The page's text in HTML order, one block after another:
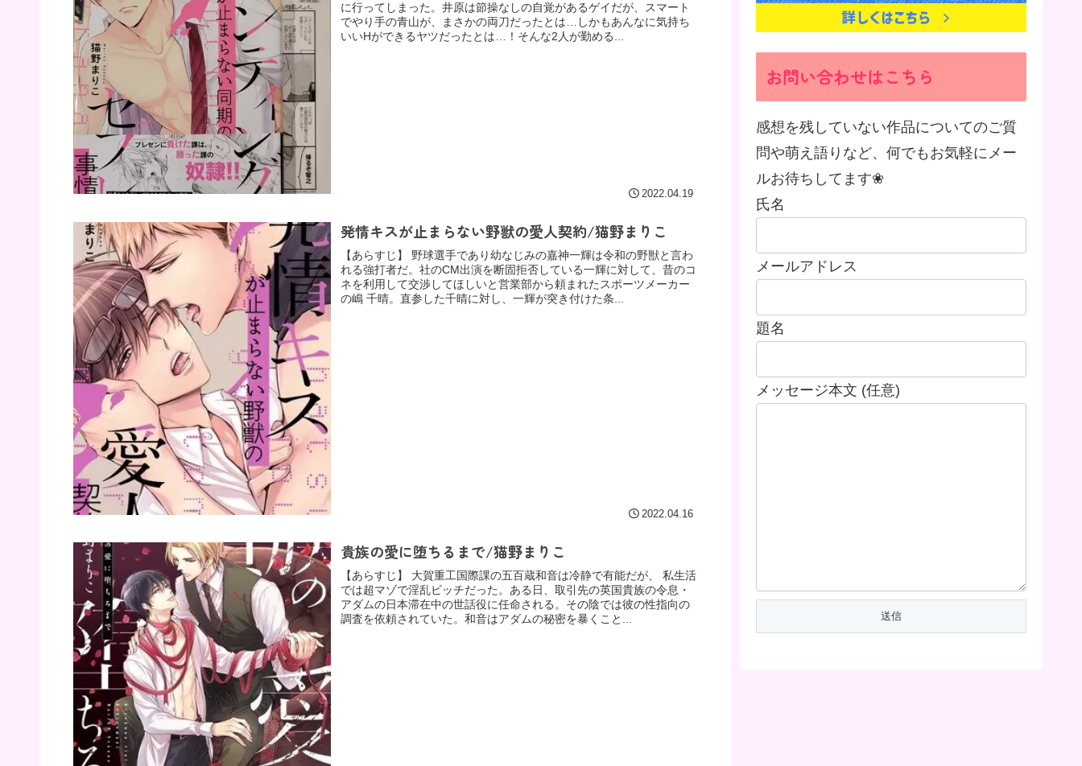
に行ってしまった。井原は節操なしの自覚があるゲイだが、スマート
でやり手の青山が、まさかの両刀だったとは…しかもあんなに気持ち
いいHができるヤツだったとは…！そんな2人が勤める...
2022.04.19
発情キスが止まらない野獣の愛人契約/猫野まりこ
【あらすじ】 野球選手であり幼なじみの嘉神一輝は令和の野獣と言わ
れる強打者だ。社のCM出演を断固拒否している一輝に対して、昔のコ
ネを利用して交渉してほしいと営業部から頼まれたスポーツメーカー
の嶋 千晴。直参した千晴に対し、一輝が突き付けた条...
2022.04.16
貴族の愛に堕ちるまで/猫野まりこ
【あらすじ】 大賀重工国際課の五百蔵和音は冷静で有能だが、 私生活
では超マゾで淫乱ビッチだった。ある日、取引先の英国貴族の令息・
アダムの日本滞在中の世話役に任命される。その陰では彼の性指向の
調査を依頼されていた。和音はアダムの秘密を暴くこと...
お問い合わせはこちら
感想を残していない作品についてのご質
問や萌え語りなど、何でもお気軽にメー
ルお待ちしてます❀
氏名
メールアドレス
題名
メッセージ本文 (任意)